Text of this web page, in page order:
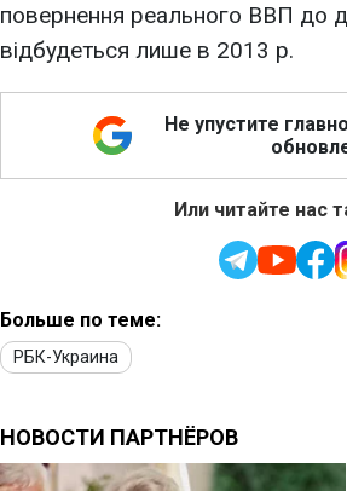
повернення реального ВВП до
відбудеться лише в 2013 р.
Не упустите
Или читайте нас
Больше по теме:
РБК-Украина